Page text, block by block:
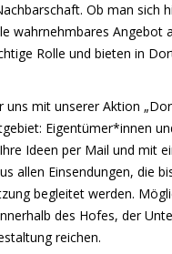
Ob man
wahrnehmbares Angebot
Rolle und bieten in
mit unserer Aktion
Eigentümer*innen
Ideen per Mail und mit
allen Einsendungen, die
begleitet werden.
des Hofes, der
reichen.